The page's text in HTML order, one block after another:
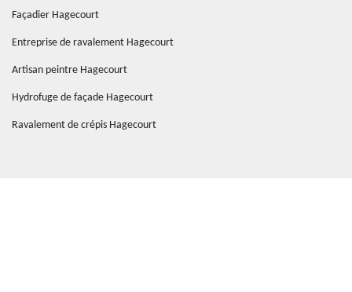
Façadier Hagecourt
Entreprise de ravalement Hagecourt
Artisan peintre Hagecourt
Hydrofuge de façade Hagecourt
Ravalement de crépis Hagecourt